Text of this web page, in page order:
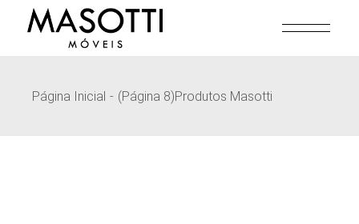
Página Inicial (Página 8)Produtos Masotti